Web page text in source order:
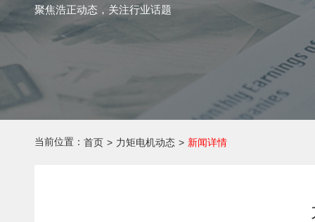
聚焦浩正动态，关注行业话题
当前位置： 首页 > 力矩电机动态 > 新闻详情